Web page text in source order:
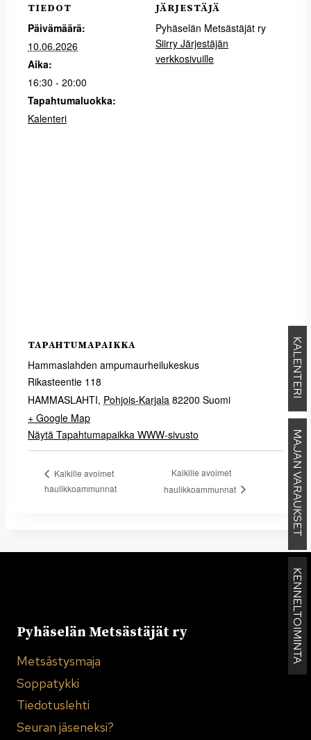
KALENTERI
MAJAN VARAUKSET
KENNELTOIMINTA
TIEDOT
Päivämäärä:
10.06.2026
Aika:
16:30 - 20:00
Tapahtumaluokka:
Kalenteri
JÄRJESTÄJÄ
Pyhäselän Metsästäjät ry
Siirry Järjestäjän
verkkosivuille
TAPAHTUMAPAIKKA
Hammaslahden ampumaurheilukeskus
Rikasteentie 118
HAMMASLAHTI, Pohjois-Karjala 82200 Suomi
+ Google Map
Näytä Tapahtumapaikka WWW-sivusto
Kaikille avoimet
haulikkoammunnat
Kaikille avoimet
haulikkoammunnat
Pyhäselän Metsästäjät ry
Metsästysmaja
Soppatykki
Tiedotuslehti
Seuran jäseneksi?